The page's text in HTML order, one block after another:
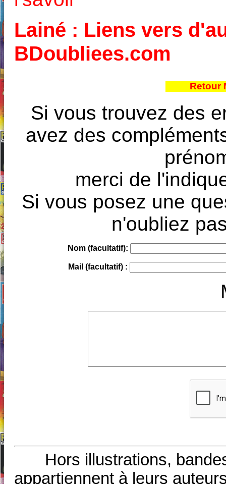
Lainé : Liens vers
BDoubliees.com
Retour
Si vous trouvez des
avez des
merci de
Si vous posez une
n'oubliez
Nom (facultatif):
Mail (facultatif) :
Hors illustrations,
appartiennent à leurs